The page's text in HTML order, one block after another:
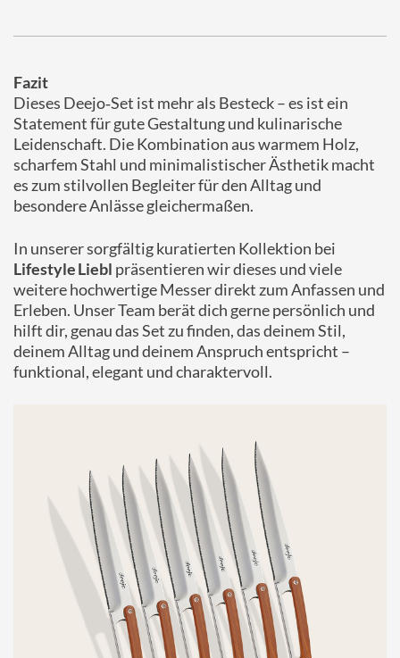
Fazit
Dieses Deejo‑Set ist mehr als Besteck – es ist ein
Statement für gute Gestaltung und kulinarische
Leidenschaft. Die Kombination aus warmem Holz,
scharfem Stahl und minimalistischer Ästhetik macht
es zum stilvollen Begleiter für den Alltag und
besondere Anlässe gleichermaßen.
In unserer sorgfältig kuratierten Kollektion bei
Lifestyle Liebl präsentieren wir dieses und viele
weitere hochwertige Messer direkt zum Anfassen und
Erleben. Unser Team berät dich gerne persönlich und
hilft dir, genau das Set zu finden, das deinem Stil,
deinem Alltag und deinem Anspruch entspricht –
funktional, elegant und charaktervoll.